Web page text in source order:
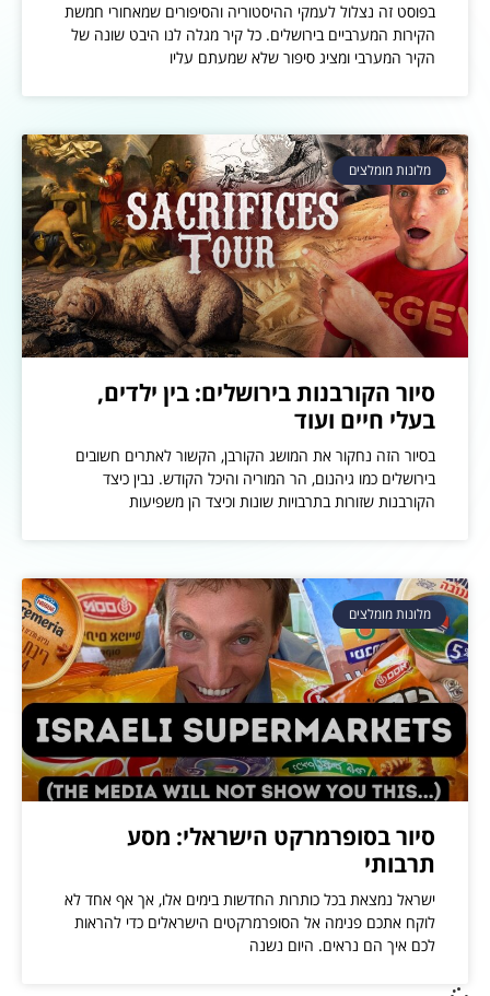
בפוסט זה נצלול לעמקי ההיסטוריה והסיפורים שמאחורי חמשת
הקירות המערביים בירושלים. כל קיר מגלה לנו היבט שונה של
הקיר המערבי ומציג סיפור שלא שמעתם עליו
מלונות מומלצים
סיור הקורבנות בירושלים: בין ילדים,
בעלי חיים ועוד
בסיור הזה נחקור את המושג הקורבן, הקשור לאתרים חשובים
בירושלים כמו גיהנום, הר המוריה והיכל הקודש. נבין כיצד
הקורבנות שזורות בתרבויות שונות וכיצד הן משפיעות
מלונות מומלצים
סיור בסופרמרקט הישראלי: מסע
תרבותי
ישראל נמצאת בכל כותרות החדשות בימים אלו, אך אף אחד לא
לוקח אתכם פנימה אל הסופרמרקטים הישראלים כדי להראות
לכם איך הם נראים. היום נשנה